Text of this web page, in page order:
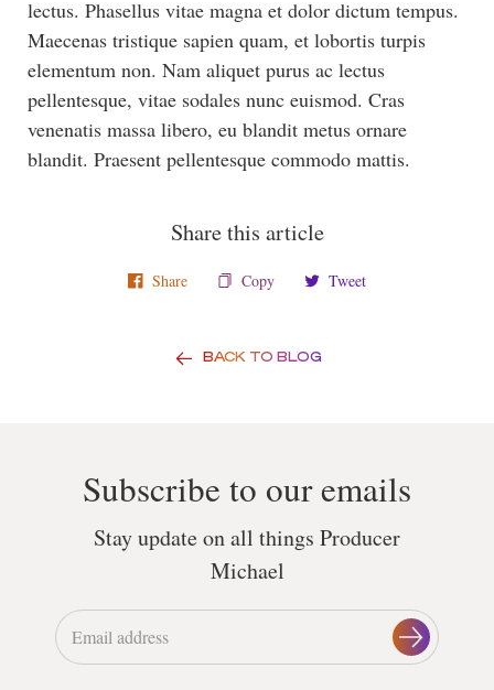
lectus. Phasellus vitae magna et dolor dictum tempus.
Maecenas tristique sapien quam, et lobortis turpis
elementum non. Nam aliquet purus ac lectus
pellentesque, vitae sodales nunc euismod. Cras
venenatis massa libero, eu blandit metus ornare
blandit. Praesent pellentesque commodo mattis.
Share this article
Share Copy Tweet
BACK TO BLOG
Subscribe to our emails
Stay update on all things Producer
Michael